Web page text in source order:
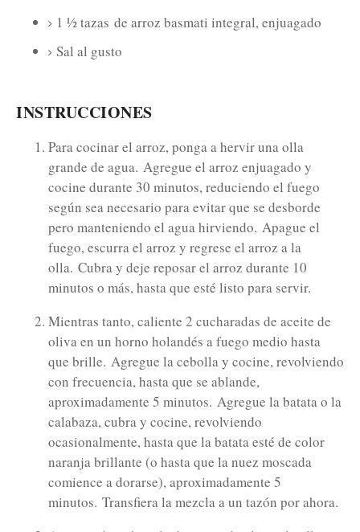
1 ½ tazas de arroz basmati integral, enjuagado
Sal al gusto
INSTRUCCIONES
Para cocinar el arroz, ponga a hervir una olla
grande de agua. Agregue el arroz enjuagado y
cocine durante 30 minutos, reduciendo el fuego
según sea necesario para evitar que se desborde
pero manteniendo el agua hirviendo. Apague el
fuego, escurra el arroz y regrese el arroz a la
olla. Cubra y deje reposar el arroz durante 10
minutos o más, hasta que esté listo para servir.
Mientras tanto, caliente 2 cucharadas de aceite de
oliva en un horno holandés a fuego medio hasta
que brille. Agregue la cebolla y cocine, revolviendo
con frecuencia, hasta que se ablande,
aproximadamente 5 minutos. Agregue la batata o la
calabaza, cubra y cocine, revolviendo
ocasionalmente, hasta que la batata esté de color
naranja brillante (o hasta que la nuez moscada
comience a dorarse), aproximadamente 5
minutos. Transfiera la mezcla a un tazón por ahora.